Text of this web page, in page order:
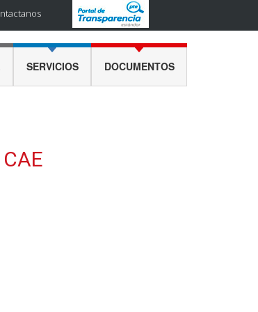
SERVICIOS DOCUMENTOS